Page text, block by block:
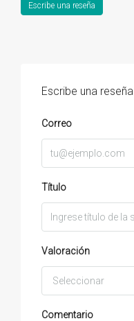
Escribe una reseña
Escribe una reseña
Correo
Título
Valoración
Seleccionar
Comentario